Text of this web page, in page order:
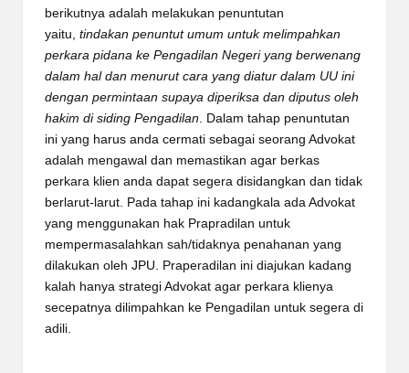
berikutnya adalah melakukan penuntutan
yaitu, tindakan penuntut umum untuk melimpahkan
perkara pidana ke Pengadilan Negeri yang berwenang
dalam hal dan menurut cara yang diatur dalam UU ini
dengan permintaan supaya diperiksa dan diputus oleh
hakim di siding Pengadilan . Dalam tahap penuntutan
ini yang harus anda cermati sebagai seorang Advokat
adalah mengawal dan memastikan agar berkas
perkara klien anda dapat segera disidangkan dan tidak
berlarut-larut. Pada tahap ini kadangkala ada Advokat
yang menggunakan hak Prapradilan untuk
mempermasalahkan sah/tidaknya penahanan yang
dilakukan oleh JPU. Praperadilan ini diajukan kadang
kalah hanya strategi Advokat agar perkara klienya
secepatnya dilimpahkan ke Pengadilan untuk segera di
adili.